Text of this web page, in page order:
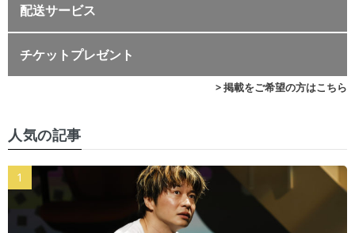
配送サービス
チケットプレゼント
> 掲載をご希望の方はこちら
人気の記事